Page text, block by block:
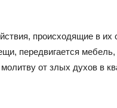
происходящие в их
передвигается
от злых духов в